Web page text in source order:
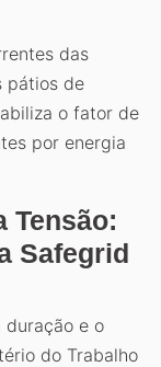
das
pátios de
o fator de
por energia
Tensão:
Safegrid
duração e o
do Trabalho